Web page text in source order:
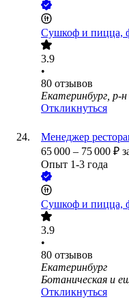
Сушкоф и пицца,
3.9
•
80 отзывов
Екатеринбург, р-
Откликнуться
Менеджер
65 000 – 75 000 ₽
Опыт 1-3 года
Сушкоф и пицца,
3.9
•
80 отзывов
Екатеринбург
Ботаническая и
Откликнуться